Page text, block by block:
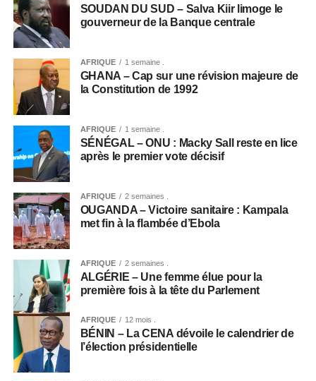
SOUDAN DU SUD – Salva Kiir limoge le
gouverneur de la Banque centrale
AFRIQUE 1 semaine .
GHANA – Cap sur une révision majeure de
la Constitution de 1992
AFRIQUE 1 semaine .
SÉNÉGAL – ONU : Macky Sall reste en lice
après le premier vote décisif
AFRIQUE 2 semaines .
OUGANDA – Victoire sanitaire : Kampala
met fin à la flambée d’Ebola
AFRIQUE 2 semaines .
ALGÉRIE – Une femme élue pour la
première fois à la tête du Parlement
AFRIQUE 12 mois .
BÉNIN – La CENA dévoile le calendrier de
l’élection présidentielle